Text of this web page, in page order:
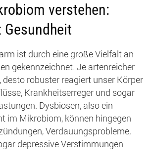
verstehen:
ist durch eine große Vielfalt an
gekennzeichnet. Je artenreicher
robuster reagiert unser Körper
Krankheitserreger und sogar
Dysbiosen, also ein
im Mikrobiom, können hingegen
Verdauungsprobleme,
depressive Verstimmungen